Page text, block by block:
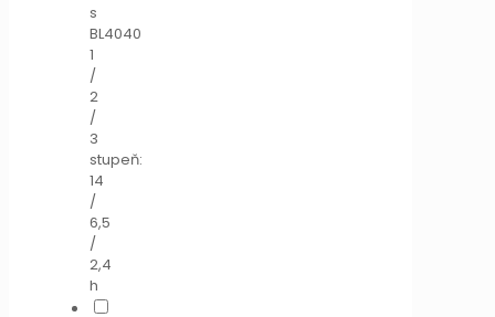
s
BL4040
1
/
2
/
3
stupeň:
14
/
6,5
/
2,4
h